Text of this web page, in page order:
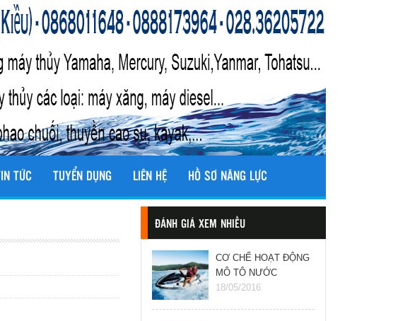
TIN TỨC TUYỂN DỤNG LIÊN HỆ HỒ SƠ NĂNG LỰC
ĐÁNH GIÁ XEM NHIỀU
CƠ CHẾ HOẠT ĐỘNG
MÔ TÔ NƯỚC
(JETSKI)
18/05/2016